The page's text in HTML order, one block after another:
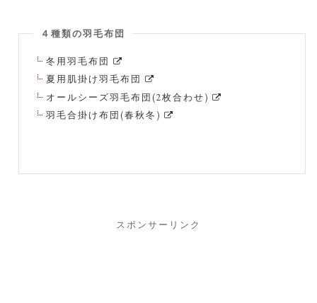
４種類の羽毛布団
冬用羽毛布団
夏用肌掛け羽毛布団
オールシーズ羽毛布団(2枚合わせ)
羽毛合掛け布団(春秋冬)
スポンサーリンク